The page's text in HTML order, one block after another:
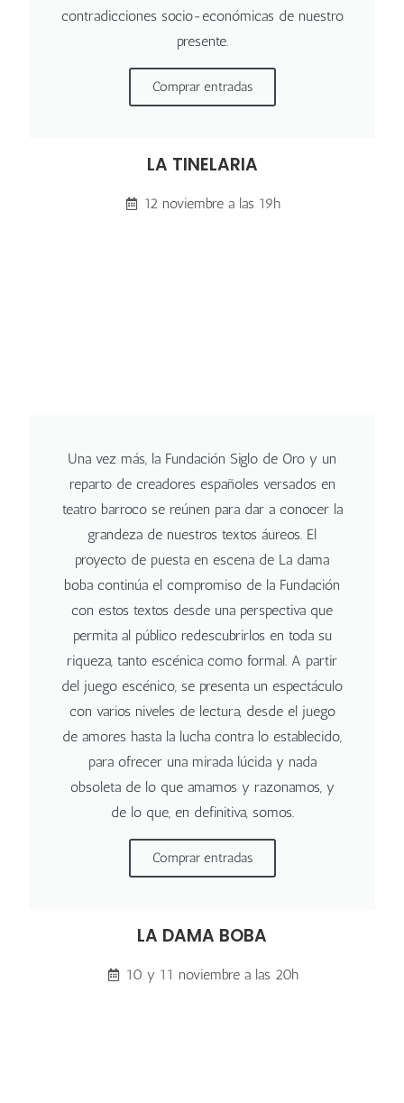
contradicciones socio-económicas de nuestro
presente.
Comprar entradas
LA TINELARIA
12 noviembre a las 19h
Una vez más, la Fundación Siglo de Oro y un
reparto de creadores españoles versados en
teatro barroco se reúnen para dar a conocer la
grandeza de nuestros textos áureos. El
proyecto de puesta en escena de La dama
boba continúa el compromiso de la Fundación
con estos textos desde una perspectiva que
permita al público redescubrirlos en toda su
riqueza, tanto escénica como formal. A partir
del juego escénico, se presenta un espectáculo
con varios niveles de lectura, desde el juego
de amores hasta la lucha contra lo establecido,
para ofrecer una mirada lúcida y nada
obsoleta de lo que amamos y razonamos, y
de lo que, en definitiva, somos.
Comprar entradas
LA DAMA BOBA
10 y 11 noviembre a las 20h